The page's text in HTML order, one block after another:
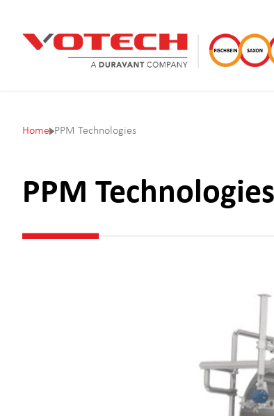
Home PPM Technologies
PPM Technologies